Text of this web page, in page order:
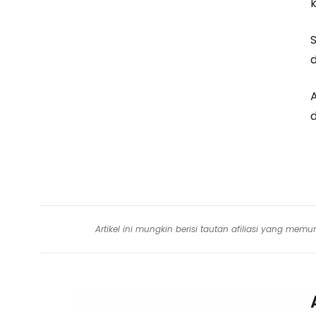
Artikel ini mungkin berisi tautan afiliasi yang